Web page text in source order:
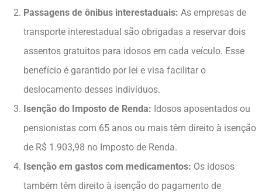
Passagens de ônibus interestaduais: As empresas de
transporte interestadual são obrigadas a reservar dois
assentos gratuitos para idosos em cada veículo. Esse
benefício é garantido por lei e visa facilitar o
deslocamento desses indivíduos.
Isenção do Imposto de Renda: Idosos aposentados ou
pensionistas com 65 anos ou mais têm direito à isenção
de R$ 1.903,98 no Imposto de Renda.
Isenção em gastos com medicamentos: Os idosos
também têm direito à isenção do pagamento de